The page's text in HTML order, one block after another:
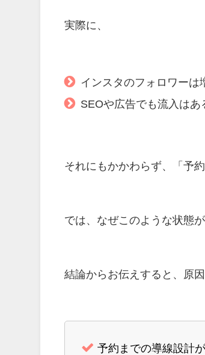
実際に、
インスタのフォロワーは
SEOや広告でも流入はあ
それにもかかわらず、「予
では、なぜこのような状態
結論からお伝えすると、原
予約までの導線設計